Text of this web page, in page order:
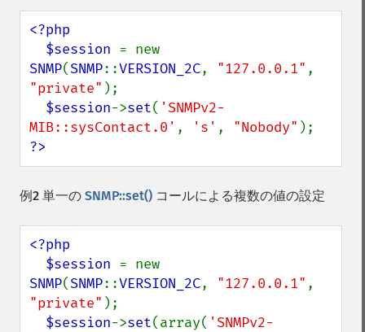
<?php
  $session
SNMP(SNMP::VERSION_2C, "127.0.0.1"
"private" );
$session->set( 'SNMPv2-
MIB::sysContact.0' , 's' , "Nobody"
?>
例2 単一の SNMP::set() コールによる複数の値の設定
<?php
  $session
SNMP(SNMP::VERSION_2C, "127.0.0.1"
"private" );
$session->set(array( 'SNMPv2-